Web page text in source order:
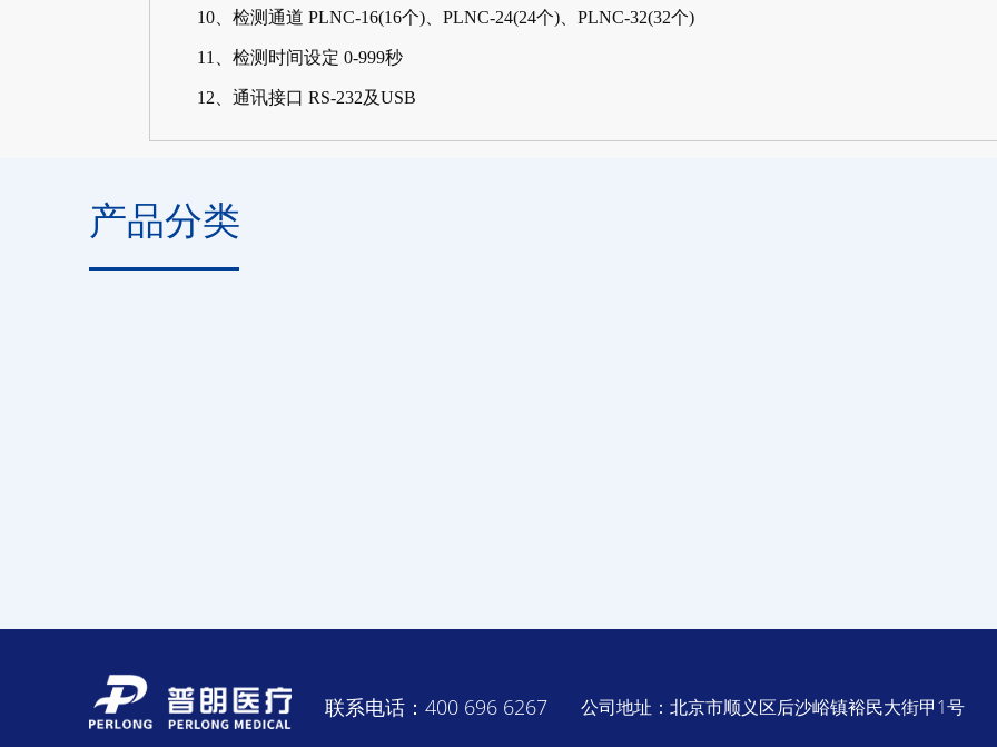
10、检测通道 PLNC-16(16个)、PLNC-24(24个)、PLNC-32(32个)
11、检测时间设定 0-999秒
12、通讯接口 RS-232及USB
产品分类
联系电话：400 696 6267 公司地址：北京市顺义区后沙峪镇裕民大街甲1号